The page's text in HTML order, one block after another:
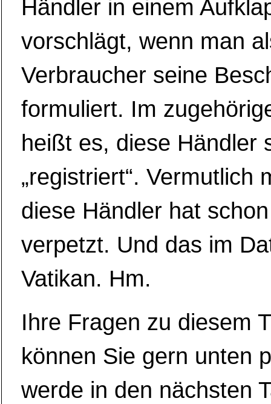
Händler in einem
vorschlägt, wenn man
Verbraucher seine
formuliert. Im
heißt es, diese Händler
„registriert“. Vermutlich
diese Händler hat
verpetzt. Und das im
Vatikan. Hm.
Ihre Fragen zu diesem
können Sie gern unten
werde in den nächsten